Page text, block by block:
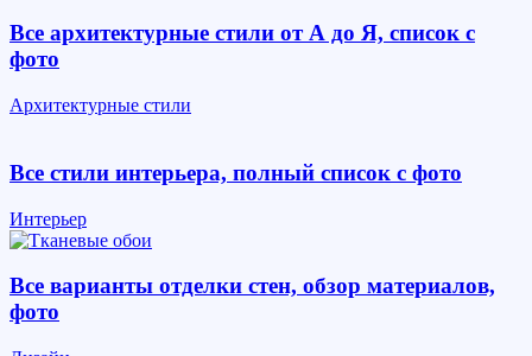
Все архитектурные стили от А до Я, список с
фото
Архитектурные стили
Все стили интерьера, полный список с фото
Интерьер
Все варианты отделки стен, обзор материалов,
фото